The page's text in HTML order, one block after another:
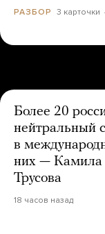
РАЗБОР 3 карточки
Более 20
нейтральный
в
них — Камила
Трусова
18 часов назад